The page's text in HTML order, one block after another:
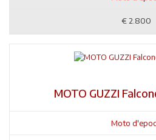
€ 2.800
MOTO GUZZI
Moto